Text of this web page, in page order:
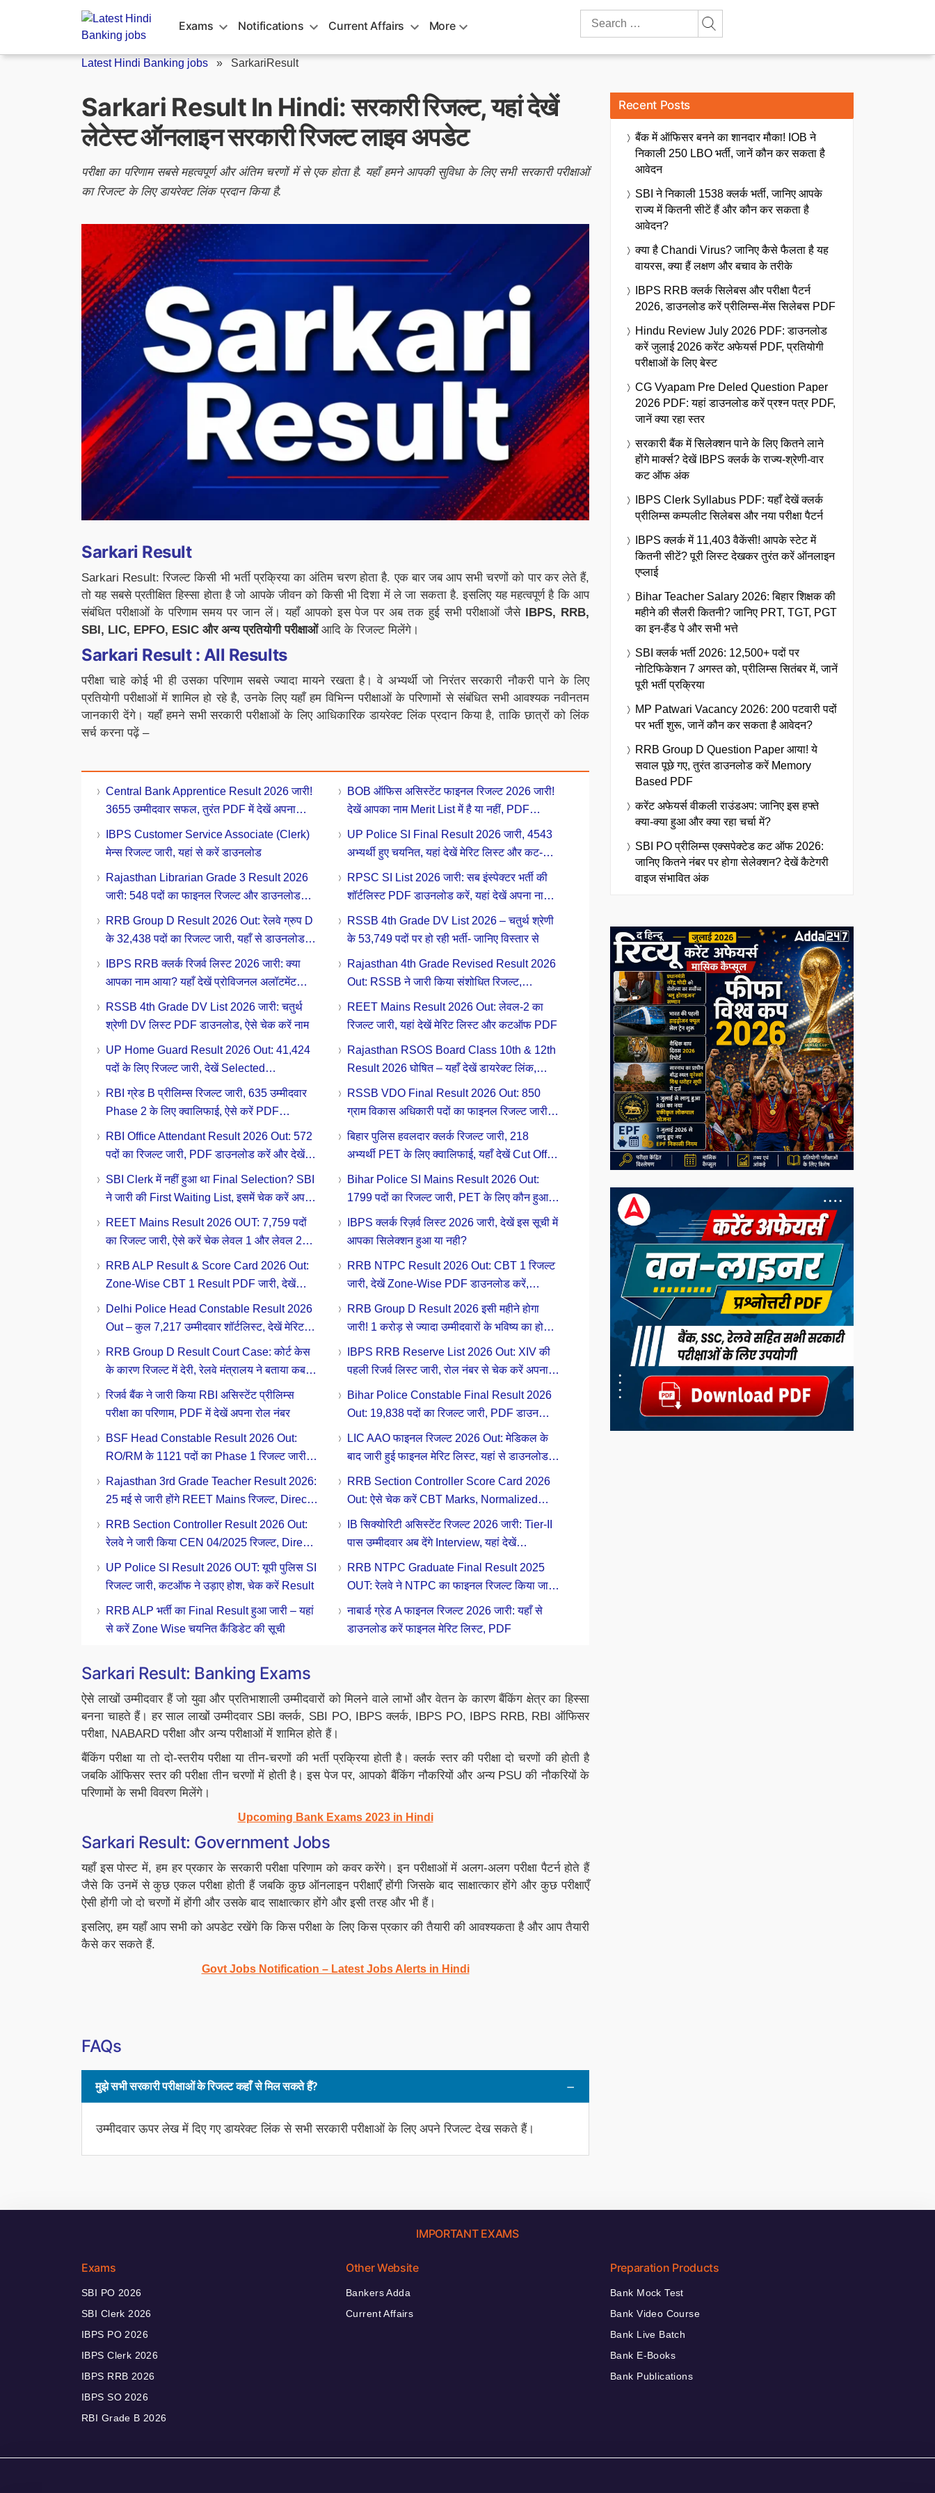
Exams Notifications Current Affairs More
Search
Latest Hindi Banking jobs » SarkariResult
Sarkari Result In Hindi: सरकारी रिजल्ट, यहां देखें
लेटेस्ट ऑनलाइन सरकारी रिजल्ट लाइव अपडेट
परीक्षा का परिणाम सबसे महत्वपूर्ण और अंतिम चरणों में से एक होता है. यहाँ हमने आपकी सुविधा के लिए सभी सरकारी परीक्षाओं
का रिजल्ट के लिए डायरेक्ट लिंक प्रदान किया है.
Sarkari Result
Sarkari Result: रिजल्ट किसी भी भर्ती प्रक्रिया का अंतिम चरण होता है. एक बार जब आप सभी चरणों को पार कर लेते हैं,
तो यह सबसे प्रतीक्षित हिस्सा होता है जो आपके जीवन को किसी भी दिशा में ले जा सकता है. इसलिए यह महत्वपूर्ण है कि आप
संबंधित परीक्षाओं के परिणाम समय पर जान लें। यहाँ आपको इस पेज पर अब तक हुई सभी परीक्षाओं जैसे IBPS, RRB,
SBI, LIC, EPFO, ESIC और अन्य प्रतियोगी परीक्षाओंआदि के रिजल्ट मिलेंगे।
Sarkari Result : All Results
परीक्षा चाहे कोई भी ही उसका परिणाम सबसे ज्यादा मायने रखता है। वे अभ्यर्थी जो निरंतर सरकारी नौकरी पाने के लिए
प्रतियोगी परीक्षाओं में शामिल हो रहे है, उनके लिए यहाँ हम विभिन्न परीक्षाओं के परिणामों से संबंधित सभी आवश्यक नवीनतम
जानकारी देंगे। यहाँ हमने सभी सरकारी परीक्षाओं के लिए आधिकारिक डायरेक्ट लिंक प्रदान किया है, ताकि छात्रों को लिंक
सर्च करना पढ़ें –
Central Bank Apprentice Result 2026 जारी!
3655 उम्मीदवार सफल, तुरंत PDF में देखें अपना
Roll Number
BOB ऑफिस असिस्टेंट फाइनल रिजल्ट 2026 जारी!
देखें आपका नाम Merit List में है या नहीं, PDF
डाउनलोड करें
IBPS Customer Service Associate (Clerk)
मेन्स रिजल्ट जारी, यहां से करें डाउनलोड
UP Police SI Final Result 2026 जारी, 4543
अभ्यर्थी हुए चयनित, यहां देखें मेरिट लिस्ट और कट-
ऑफ
Rajasthan Librarian Grade 3 Result 2026
जारी: 548 पदों का फाइनल रिजल्ट और डाउनलोड
मेरिट लिस्ट PDF
RPSC SI List 2026 जारी: सब इंस्पेक्टर भर्ती की
शॉर्टलिस्ट PDF डाउनलोड करें, यहां देखें अपना नाम
और रोल नंबर
RRB Group D Result 2026 Out: रेलवे ग्रुप D
के 32,438 पदों का रिजल्ट जारी, यहाँ से डाउनलोड
करें Zone-Wise Result और Scorecard
RSSB 4th Grade DV List 2026 – चतुर्थ श्रेणी
के 53,749 पदों पर हो रही भर्ती- जानिए विस्तार से
IBPS RRB क्लर्क रिजर्व लिस्ट 2026 जारी: क्या
आपका नाम आया? यहाँ देखें प्रोविजनल अलॉटमेंट
स्टेटस
Rajasthan 4th Grade Revised Result 2026
Out: RSSB ने जारी किया संशोधित रिजल्ट,
डाउनलोड करें नई Merit List PDF
RSSB 4th Grade DV List 2026 जारी: चतुर्थ
श्रेणी DV लिस्ट PDF डाउनलोड, ऐसे चेक करें नाम
REET Mains Result 2026 Out: लेवल-2 का
रिजल्ट जारी, यहां देखें मेरिट लिस्ट और कटऑफ PDF
UP Home Guard Result 2026 Out: 41,424
पदों के लिए रिजल्ट जारी, देखें Selected
Candidates List और PST/DV की डिटेल
Rajasthan RSOS Board Class 10th & 12th
Result 2026 घोषित – यहाँ देखें डायरेक्ट लिंक,
डाउनलोड स्टेप्स
RBI ग्रेड B प्रीलिम्स रिजल्ट जारी, 635 उम्मीदवार
Phase 2 के लिए क्वालिफाई, ऐसे करें PDF
डाउनलोड
RSSB VDO Final Result 2026 Out: 850
ग्राम विकास अधिकारी पदों का फाइनल रिजल्ट जारी,
देखें चयनित उम्मीदवारों की सूची और कट-ऑफ
RBI Office Attendant Result 2026 Out: 572
पदों का रिजल्ट जारी, PDF डाउनलोड करें और देखें
आपका रोल नंबर
बिहार पुलिस हवलदार क्लर्क रिजल्ट जारी, 218
अभ्यर्थी PET के लिए क्वालिफाई, यहाँ देखें Cut Off
और Result PDF
SBI Clerk में नहीं हुआ था Final Selection? SBI
ने जारी की First Waiting List, इसमें चेक करें अपना
रोल नंबर
Bihar Police SI Mains Result 2026 Out:
1799 पदों का रिजल्ट जारी, PET के लिए कौन हुआ
क्वालिफाई?
REET Mains Result 2026 OUT: 7,759 पदों
का रिजल्ट जारी, ऐसे करें चेक लेवल 1 और लेवल 2
मेरिट लिस्ट
IBPS क्लर्क रिज़र्व लिस्ट 2026 जारी, देखें इस सूची में
आपका सिलेक्शन हुआ या नही?
RRB ALP Result & Score Card 2026 Out:
Zone-Wise CBT 1 Result PDF जारी, देखें
परीक्षा मे प्राप्त अपने अंक
RRB NTPC Result 2026 Out: CBT 1 रिजल्ट
जारी, देखें Zone-Wise PDF डाउनलोड करें,
स्कोरकार्ड और कटऑफ
Delhi Police Head Constable Result 2026
Out – कुल 7,217 उम्मीदवार शॉर्टलिस्ट, देखें मेरिट
लिस्ट- कट-ऑफ
RRB Group D Result 2026 इसी महीने होगा
जारी! 1 करोड़ से ज्यादा उम्मीदवारों के भविष्य का होगा
फैसला देखें पूरी डिटेल
RRB Group D Result Court Case: कोर्ट केस
के कारण रिजल्ट में देरी, रेलवे मंत्रालय ने बताया कब
जारी होगा परिणाम
IBPS RRB Reserve List 2026 Out: XIV की
पहली रिजर्व लिस्ट जारी, रोल नंबर से चेक करें अपना
अलॉटमेंट स्टेटस
रिजर्व बैंक ने जारी किया RBI असिस्टेंट प्रीलिम्स
परीक्षा का परिणाम, PDF में देखें अपना रोल नंबर
Bihar Police Constable Final Result 2026
Out: 19,838 पदों का रिजल्ट जारी, PDF डाउनलोड
करें
BSF Head Constable Result 2026 Out:
RO/RM के 1121 पदों का Phase 1 रिजल्ट जारी,
यहाँ से करें डाउनलोड
LIC AAO फाइनल रिजल्ट 2026 Out: मेडिकल के
बाद जारी हुई फाइनल मेरिट लिस्ट, यहां से डाउनलोड
करें Result PDF
Rajasthan 3rd Grade Teacher Result 2026:
25 मई से जारी होंगे REET Mains रिजल्ट, Direct
Link से ऐसे करें चेक
RRB Section Controller Score Card 2026
Out: ऐसे चेक करें CBT Marks, Normalized
Score और CBAT Status
RRB Section Controller Result 2026 Out:
रेलवे ने जारी किया CEN 04/2025 रिजल्ट, Direct
PDF डाउनलोड Link
IB सिक्योरिटी असिस्टेंट रिजल्ट 2026 जारी: Tier-II
पास उम्मीदवार अब देंगे Interview, यहां देखें
Shortlisted Candidates की पूरी लिस्ट
UP Police SI Result 2026 OUT: यूपी पुलिस SI
रिजल्ट जारी, कटऑफ ने उड़ाए होश, चेक करें Result
RRB NTPC Graduate Final Result 2025
OUT: रेलवे ने NTPC का फाइनल रिजल्ट किया जारी,
डाउनलोड करें Zone Wise PDF
RRB ALP भर्ती का Final Result हुआ जारी – यहां
से करें Zone Wise चयनित कैंडिडेट की सूची
नाबार्ड ग्रेड A फाइनल रिजल्ट 2026 जारी: यहाँ से
डाउनलोड करें फाइनल मेरिट लिस्ट, PDF
Sarkari Result: Banking Exams
ऐसे लाखों उम्मीदवार हैं जो युवा और प्रतिभाशाली उम्मीदवारों को मिलने वाले लाभों और वेतन के कारण बैंकिंग क्षेत्र का हिस्सा
बनना चाहते हैं। हर साल लाखों उम्मीदवार SBI क्लर्क, SBI PO, IBPS क्लर्क, IBPS PO, IBPS RRB, RBI ऑफिसर
परीक्षा, NABARD परीक्षा और अन्य परीक्षाओं में शामिल होते हैं।
बैंकिंग परीक्षा या तो दो-स्तरीय परीक्षा या तीन-चरणों की भर्ती प्रक्रिया होती है। क्लर्क स्तर की परीक्षा दो चरणों की होती है
जबकि ऑफिसर स्तर की परीक्षा तीन चरणों में होती है। इस पेज पर, आपको बैंकिंग नौकरियों और अन्य PSU की नौकरियों के
परिणामों के सभी विवरण मिलेंगे।
Upcoming Bank Exams 2023 in Hindi
Sarkari Result: Government Jobs
यहाँ इस पोस्ट में, हम हर प्रकार के सरकारी परीक्षा परिणाम को कवर करेंगे। इन परीक्षाओं में अलग-अलग परीक्षा पैटर्न होते हैं
जैसे कि उनमें से कुछ एकल परीक्षा होती हैं जबकि कुछ ऑनलाइन परीक्षाएँ होंगी जिसके बाद साक्षात्कार होंगे और कुछ परीक्षाएँ
ऐसी होंगी जो दो चरणों में होंगी और उसके बाद साक्षात्कार होंगे और इसी तरह और भी हैं।
इसलिए, हम यहाँ आप सभी को अपडेट रखेंगे कि किस परीक्षा के लिए किस प्रकार की तैयारी की आवश्यकता है और आप तैयारी
कैसे कर सकते हैं.
Govt Jobs Notification – Latest Jobs Alerts in Hindi
FAQs
मुझे सभी सरकारी परीक्षाओं के रिजल्ट कहाँ से मिल सकते हैं?
उम्मीदवार ऊपर लेख में दिए गए डायरेक्ट लिंक से सभी सरकारी परीक्षाओं के लिए अपने रिजल्ट देख सकते हैं।
Recent Posts
बैंक में ऑफिसर बनने का शानदार मौका! IOB ने
निकाली 250 LBO भर्ती, जानें कौन कर सकता है
आवेदन
SBI ने निकाली 1538 क्लर्क भर्ती, जानिए आपके
राज्य में कितनी सीटें हैं और कौन कर सकता है
आवेदन?
क्या है Chandi Virus? जानिए कैसे फैलता है यह
वायरस, क्या हैं लक्षण और बचाव के तरीके
IBPS RRB क्लर्क सिलेबस और परीक्षा पैटर्न
2026, डाउनलोड करें प्रीलिम्स-मेंस सिलेबस PDF
Hindu Review July 2026 PDF: डाउनलोड
करें जुलाई 2026 करेंट अफेयर्स PDF, प्रतियोगी
परीक्षाओं के लिए बेस्ट
CG Vyapam Pre Deled Question Paper
2026 PDF: यहां डाउनलोड करें प्रश्न पत्र PDF,
जानें क्या रहा स्तर
सरकारी बैंक में सिलेक्शन पाने के लिए कितने लाने
होंगे मार्क्स? देखें IBPS क्लर्क के राज्य-श्रेणी-वार
कट ऑफ अंक
IBPS Clerk Syllabus PDF: यहाँ देखें क्लर्क
प्रीलिम्स कम्पलीट सिलेबस और नया परीक्षा पैटर्न
IBPS क्लर्क में 11,403 वैकेंसी! आपके स्टेट में
कितनी सीटें? पूरी लिस्ट देखकर तुरंत करें ऑनलाइन
एप्लाई
Bihar Teacher Salary 2026: बिहार शिक्षक की
महीने की सैलरी कितनी? जानिए PRT, TGT, PGT
का इन-हैंड पे और सभी भत्ते
SBI क्लर्क भर्ती 2026: 12,500+ पदों पर
नोटिफिकेशन 7 अगस्त को, प्रीलिम्स सितंबर में, जानें
पूरी भर्ती प्रक्रिया
MP Patwari Vacancy 2026: 200 पटवारी पदों
पर भर्ती शुरू, जानें कौन कर सकता है आवेदन?
RRB Group D Question Paper आया! ये
सवाल पूछे गए, तुरंत डाउनलोड करें Memory
Based PDF
करेंट अफेयर्स वीकली राउंडअप: जानिए इस हफ्ते
क्या-क्या हुआ और क्या रहा चर्चा में?
SBI PO प्रीलिम्स एक्सपेक्टेड कट ऑफ 2026:
जानिए कितने नंबर पर होगा सेलेक्शन? देखें कैटेगरी
वाइज संभावित अंक
IMPORTANT EXAMS
Exams
SBI PO 2026
SBI Clerk 2026
IBPS PO 2026
IBPS Clerk 2026
IBPS RRB 2026
IBPS SO 2026
RBI Grade B 2026
Other Website
Bankers Adda
Current Affairs
Preparation Products
Bank Mock Test
Bank Video Course
Bank Live Batch
Bank E-Books
Bank Publications